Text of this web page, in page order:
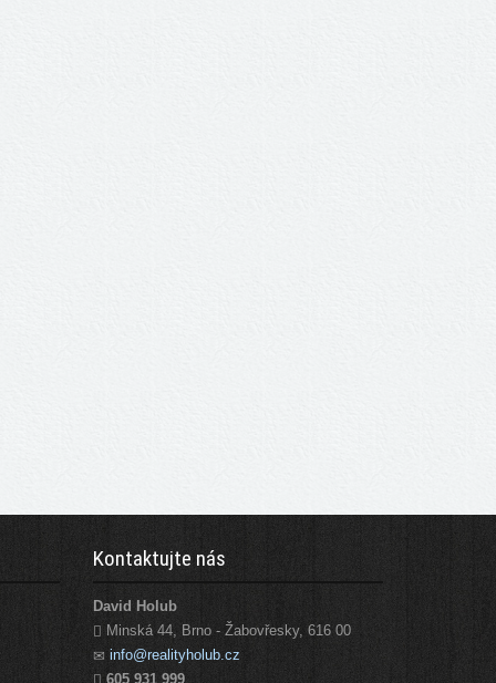
Kontaktujte nás
David Holub
Minská 44, Brno - Žabovřesky, 616 00
info@realityholub.cz
605 931 999